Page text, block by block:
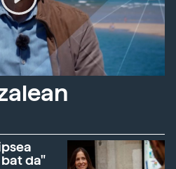
da"